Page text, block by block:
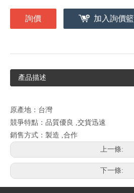
詢價 加入詢價籃
產品描述
原產地：台灣
競爭特點：品質優良 ,交貨迅速
銷售方式：製造 ,合作
上一條:
下一條: